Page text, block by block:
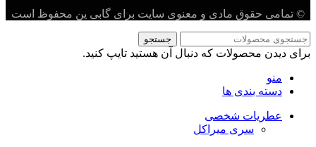
© تمامی حقوق مادی و معنوی سایت برای گابی ین محفوظ است
جستجو
برای دیدن محصولات که دنبال آن هستید تایپ کنید.
منو
دسته بندی ها
عطریات شخصی
سری میراکل